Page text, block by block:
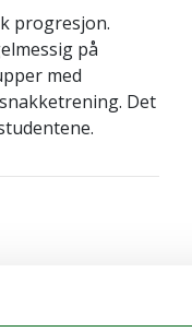
progresjon.
på
med
Det
fra